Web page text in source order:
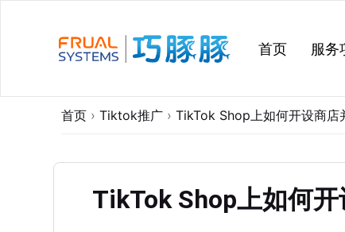
首页 服务
首页 › Tiktok推广 › TikTok Shop上如何开设商店
TikTok Shop上如何